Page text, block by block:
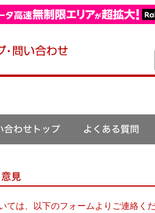
ては、以下のフォームよりご連絡く